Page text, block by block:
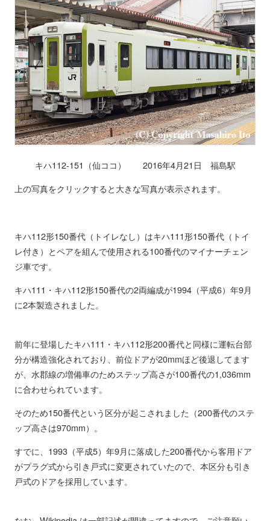
キハ112-151（仙ココ） 2016年4月21日 福島駅
上の写真をクリックすると大きな写真が表示されます。
キハ112形150番代（トイレなし）はキハ111形150番代（トイ
レ付き）とペアを組んで使用される100番代のマイナーチェン
ジ車です。
キハ111・キハ112形150番代の2両編成が1994（平成6）年9月
に2本製造されました。
前年に登場したキハ111・キハ112形200番代と同様に運転台部
分が構造強化されており、前位ドアが20mmほど後退してます
が、水郡線の増備車のためステップ高さが100番代の1,036mm
に合わせられています。
そのため150番代という区分が起こされました（200番代のステ
ップ高さは970mm）。
すでに、1993（平成5）年9月に落成した200番代から客用ドア
がプラグ式から引き戸式に変更されていたので、本区分も引き
戸式のドアを採用しています。